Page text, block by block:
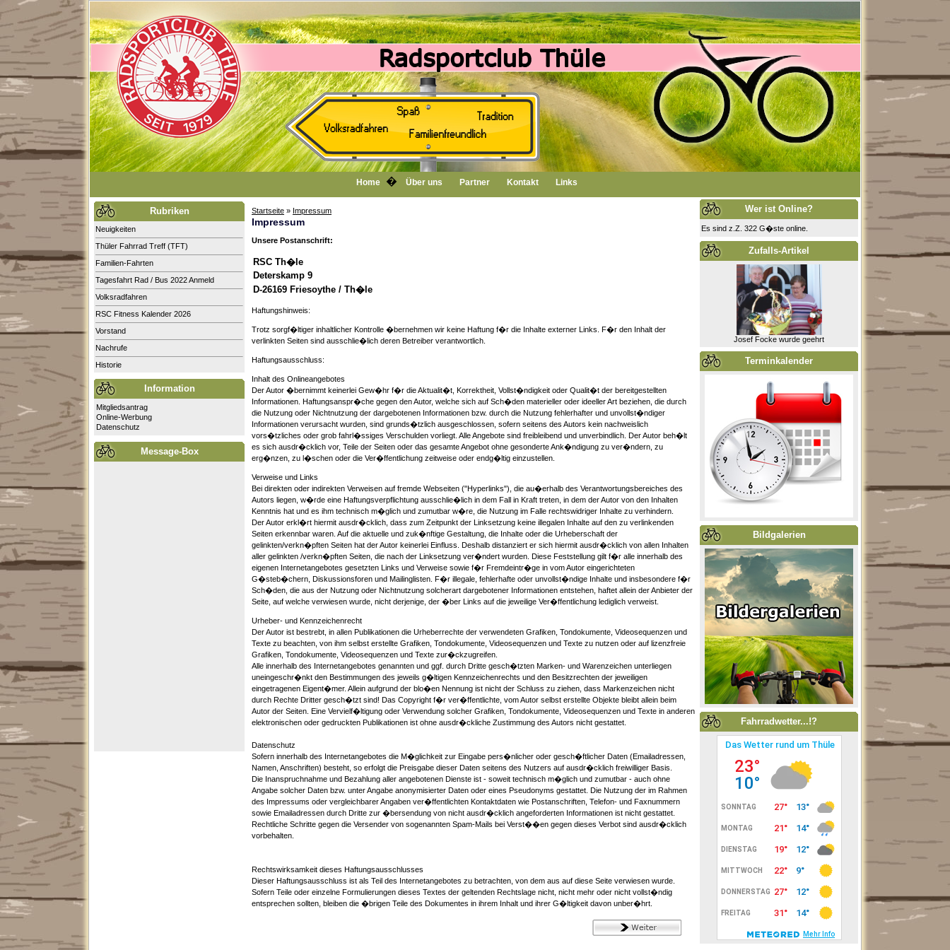
Home� Über uns Partner Kontakt Links
Rubriken
Neuigkeiten
Thüler Fahrrad Treff (TFT)
Familien-Fahrten
Tagesfahrt Rad / Bus 2022 Anmeld
Volksradfahren
RSC Fitness Kalender 2026
Vorstand
Nachrufe
Historie
Information
Mitgliedsantrag
Online-Werbung
Datenschutz
Message-Box
Startseite » Impressum
Impressum
Unsere Postanschrift:
RSC Th�le
Deterskamp 9
D-26169 Friesoythe / Th�le
Haftungshinweis:
Trotz sorgf�ltiger inhaltlicher Kontrolle �bernehmen wir keine Haftung f�r die Inhalte externer Links. F�r den Inhalt der
verlinkten Seiten sind ausschlie�lich deren Betreiber verantwortlich.
Haftungsausschluss:
Inhalt des Onlineangebotes
Der Autor �bernimmt keinerlei Gew�hr f�r die Aktualit�t, Korrektheit, Vollst�ndigkeit oder Qualit�t der bereitgestellten
Informationen. Haftungsanspr�che gegen den Autor, welche sich auf Sch�den materieller oder ideeller Art beziehen, die durch
die Nutzung oder Nichtnutzung der dargebotenen Informationen bzw. durch die Nutzung fehlerhafter und unvollst�ndiger
Informationen verursacht wurden, sind grunds�tzlich ausgeschlossen, sofern seitens des Autors kein nachweislich
vors�tzliches oder grob fahrl�ssiges Verschulden vorliegt. Alle Angebote sind freibleibend und unverbindlich. Der Autor beh�lt
es sich ausdr�cklich vor, Teile der Seiten oder das gesamte Angebot ohne gesonderte Ank�ndigung zu ver�ndern, zu
erg�nzen, zu l�schen oder die Ver�ffentlichung zeitweise oder endg�ltig einzustellen.
Verweise und Links
Bei direkten oder indirekten Verweisen auf fremde Webseiten ("Hyperlinks"), die au�erhalb des Verantwortungsbereiches des
Autors liegen, w�rde eine Haftungsverpflichtung ausschlie�lich in dem Fall in Kraft treten, in dem der Autor von den Inhalten
Kenntnis hat und es ihm technisch m�glich und zumutbar w�re, die Nutzung im Falle rechtswidriger Inhalte zu verhindern.
Der Autor erkl�rt hiermit ausdr�cklich, dass zum Zeitpunkt der Linksetzung keine illegalen Inhalte auf den zu verlinkenden
Seiten erkennbar waren. Auf die aktuelle und zuk�nftige Gestaltung, die Inhalte oder die Urheberschaft der
gelinkten/verkn�pften Seiten hat der Autor keinerlei Einfluss. Deshalb distanziert er sich hiermit ausdr�cklich von allen Inhalten
aller gelinkten /verkn�pften Seiten, die nach der Linksetzung ver�ndert wurden. Diese Feststellung gilt f�r alle innerhalb des
eigenen Internetangebotes gesetzten Links und Verweise sowie f�r Fremdeintr�ge in vom Autor eingerichteten
G�steb�chern, Diskussionsforen und Mailinglisten. F�r illegale, fehlerhafte oder unvollst�ndige Inhalte und insbesondere f�r
Sch�den, die aus der Nutzung oder Nichtnutzung solcherart dargebotener Informationen entstehen, haftet allein der Anbieter der
Seite, auf welche verwiesen wurde, nicht derjenige, der �ber Links auf die jeweilige Ver�ffentlichung lediglich verweist.
Urheber- und Kennzeichenrecht
Der Autor ist bestrebt, in allen Publikationen die Urheberrechte der verwendeten Grafiken, Tondokumente, Videosequenzen und
Texte zu beachten, von ihm selbst erstellte Grafiken, Tondokumente, Videosequenzen und Texte zu nutzen oder auf lizenzfreie
Grafiken, Tondokumente, Videosequenzen und Texte zur�ckzugreifen.
Alle innerhalb des Internetangebotes genannten und ggf. durch Dritte gesch�tzten Marken- und Warenzeichen unterliegen
uneingeschr�nkt den Bestimmungen des jeweils g�ltigen Kennzeichenrechts und den Besitzrechten der jeweiligen
eingetragenen Eigent�mer. Allein aufgrund der blo�en Nennung ist nicht der Schluss zu ziehen, dass Markenzeichen nicht
durch Rechte Dritter gesch�tzt sind! Das Copyright f�r ver�ffentlichte, vom Autor selbst erstellte Objekte bleibt allein beim
Autor der Seiten. Eine Vervielf�ltigung oder Verwendung solcher Grafiken, Tondokumente, Videosequenzen und Texte in anderen
elektronischen oder gedruckten Publikationen ist ohne ausdr�ckliche Zustimmung des Autors nicht gestattet.
Datenschutz
Sofern innerhalb des Internetangebotes die M�glichkeit zur Eingabe pers�nlicher oder gesch�ftlicher Daten (Emailadressen,
Namen, Anschriften) besteht, so erfolgt die Preisgabe dieser Daten seitens des Nutzers auf ausdr�cklich freiwilliger Basis.
Die Inanspruchnahme und Bezahlung aller angebotenen Dienste ist - soweit technisch m�glich und zumutbar - auch ohne
Angabe solcher Daten bzw. unter Angabe anonymisierter Daten oder eines Pseudonyms gestattet. Die Nutzung der im Rahmen
des Impressums oder vergleichbarer Angaben ver�ffentlichten Kontaktdaten wie Postanschriften, Telefon- und Faxnummern
sowie Emailadressen durch Dritte zur �bersendung von nicht ausdr�cklich angeforderten Informationen ist nicht gestattet.
Rechtliche Schritte gegen die Versender von sogenannten Spam-Mails bei Verst��en gegen dieses Verbot sind ausdr�cklich
vorbehalten.
Rechtswirksamkeit dieses Haftungsausschlusses
Dieser Haftungsausschluss ist als Teil des Internetangebotes zu betrachten, von dem aus auf diese Seite verwiesen wurde.
Sofern Teile oder einzelne Formulierungen dieses Textes der geltenden Rechtslage nicht, nicht mehr oder nicht vollst�ndig
entsprechen sollten, bleiben die �brigen Teile des Dokumentes in ihrem Inhalt und ihrer G�ltigkeit davon unber�hrt.
Wer ist Online?
Es sind z.Z. 322 G�ste online.
Zufalls-Artikel
Josef Focke wurde geehrt
Terminkalender
Bildgalerien
Fahrradwetter...!?